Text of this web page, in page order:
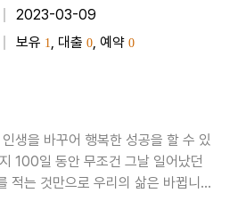
2023-03-09
보유 1 , 대출 0 , 예약 0
생을 바꾸어 행복한 성공을 할 수 있
100일 동안 무조건 그날 일어났던
적는 것만으로 우리의 삶은 바뀝니다.